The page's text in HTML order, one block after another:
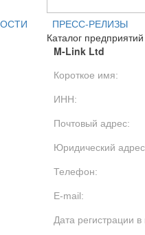
ПРЕСС-РЕЛИЗЫ
Каталог предприятий
M-Link Ltd
Короткое имя:
ИНН:
Почтовый адрес:
Юридический
Телефон:
E-mail:
Дата регистрации в